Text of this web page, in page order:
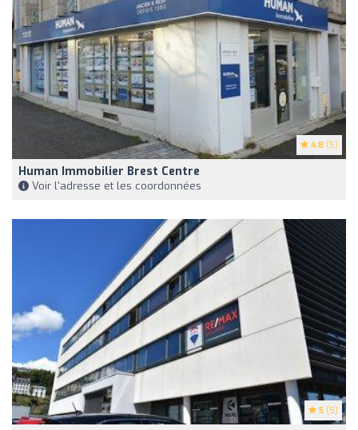
4.8 (5)
Human Immobilier Brest Centre
Voir l'adresse et les coordonnées
5 (5)